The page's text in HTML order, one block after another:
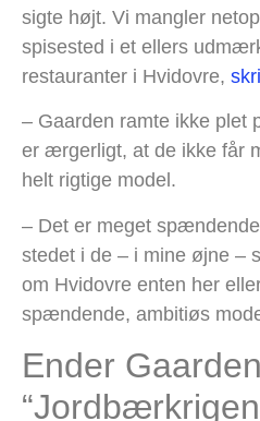
sigte højt. Vi mangler
spisested i et ellers
restauranter i Hvidovre,
– Gaarden ramte ikke plet
er ærgerligt, at de ikke får
helt rigtige model.
– Det er meget
stedet i de – i mine øjne –
om Hvidovre enten her
spændende, ambitiøs
Ender